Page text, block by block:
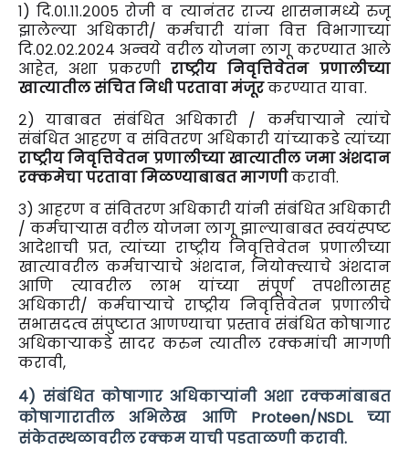
१) दि.०१.११.२००५ रोजी व त्यानंतर राज्य शासनामध्ये रुजू
झालेल्या अधिकारी/ कर्मचारी यांना वित्त विभागाच्या
दि.०२.०२.२०२४ अन्वये वरील योजना लागू करण्यात आले
आहेत, अशा प्रकरणीराष्ट्रीय निवृत्तिवेतन प्रणालीच्या
खात्यातील संचित निधी परतावा मंजूरकरण्यात यावा.
२) याबाबत संबंधित अधिकारी / कर्मचाऱ्याने त्यांचे
संबंधित आहरण व संवितरण अधिकारी यांच्याकडे त्यांच्या
राष्ट्रीय निवृत्तिवेतन प्रणालीच्या खात्यातील जमा अंशदान
रक्कमेचा परतावा मिळण्याबाबत मागणीकरावी.
३) आहरण व संवितरण अधिकारी यांनी संबंधित अधिकारी
/ कर्मचाऱ्यास वरील योजना लागू झाल्याबाबत स्वयंस्पष्ट
आदेशाची प्रत, त्यांच्या राष्ट्रीय निवृत्तिवेतन प्रणालीच्या
खात्यावरील कर्मचाऱ्याचे अंशदान, नियोक्त्याचे अंशदान
आणि त्यावरील लाभ यांच्या संपूर्ण तपशीलासह
अधिकारी/ कर्मचाऱ्याचे राष्ट्रीय निवृत्तिवेतन प्रणालीचे
सभासदत्व संपुष्टात आणण्याचा प्रस्ताव संबंधित कोषागार
अधिकाऱ्याकडे सादर करुन त्यातील रक्कमांची मागणी
करावी,
४) संबंधित कोषागार अधिकाऱ्यांनी अशा रक्कमांबाबत
कोषागारातील अभिलेख आणि Proteen/NSDL च्या
संकेतस्थळावरील रक्कम याची पडताळणी करावी.